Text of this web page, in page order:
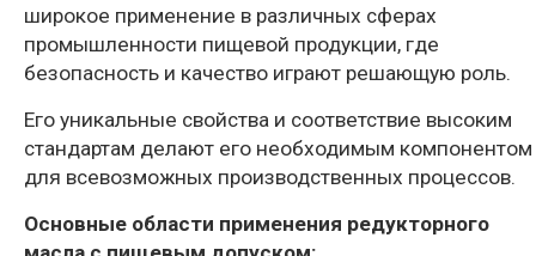
широкое применение в различных сферах
промышленности пищевой продукции, где
безопасность и качество играют решающую роль.
Его уникальные свойства и соответствие высоким
стандартам делают его необходимым компонентом
для всевозможных производственных процессов.
Основные области применения редукторного